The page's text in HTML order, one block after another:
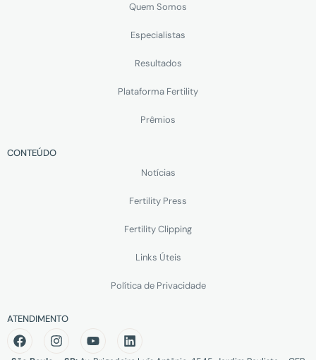
Quem Somos
Especialistas
Resultados
Plataforma Fertility
Prêmios
CONTEÚDO
Notícias
Fertility Press
Fertility Clipping
Links Úteis
Política de Privacidade
ATENDIMENTO